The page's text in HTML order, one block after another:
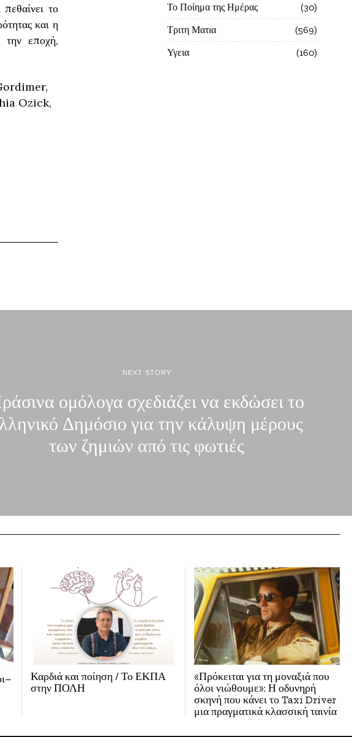
το
και η
εποχή,
Ozick,
Το Ποίημα της Ημέρας
30
Τριτη Ματια
569
Υγεια
160
NEXT STORY
ομόλογα σχεδιάζει να εκδώσει το
Δημόσιο για την κάλυψη μέρους
των ζημιών από τις φωτιές
Καρδιά και ποίηση / Το ΕΚΠΑ
στην ΠΟΛΗ
«Πρόκειται για τη μοναξιά που
όλοι νιώθουμε»: Η οδυνηρή
σκηνή που κάνει το Taxi Driver
μια πραγματικά κλασσική ταινία